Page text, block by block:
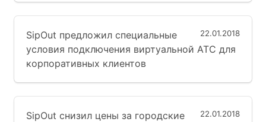
22.01.2018
SipOut предложил специальные
условия подключения виртуальной АТС для
корпоративных клиентов
22.01.2018
SipOut снизил цены за городские